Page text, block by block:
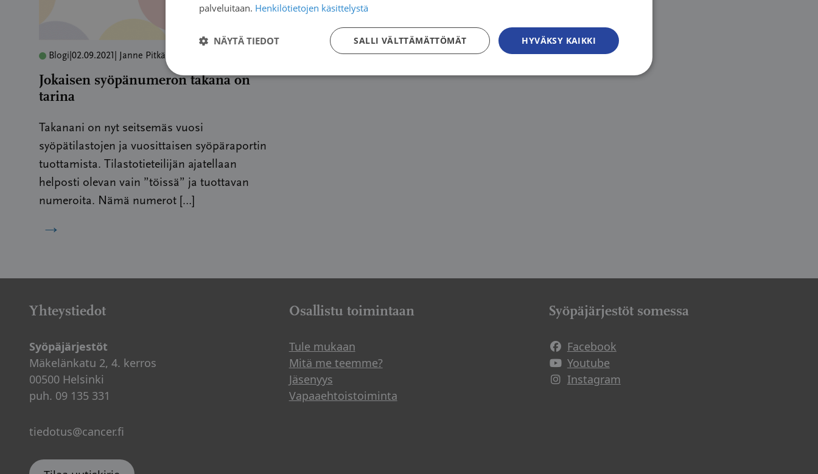
Blogi 02.09.2021 | Janne Pitkäniemi
Jokaisen syöpänumeron takana on
tarina
Takanani on nyt seitsemäs vuosi
syöpätilastojen ja vuosittaisen syöpäraportin
tuottamista. Tilastotieteilijän ajatellaan
helposti olevan vain ”töissä” ja tuottavan
numeroita. Nämä numerot […]
→
Yhteystiedot
Syöpäjärjestöt
Mäkelänkatu 2, 4. kerros
00500 Helsinki
puh. 09 135 331
tiedotus@cancer.fi
Osallistu toimintaan
Tule mukaan
Mitä me teemme?
Jäsenyys
Vapaaehtoistoiminta
Syöpäjärjestöt somessa
Facebook
Avautuu uuteen ikkunaan
Youtube
Avautuu uuteen ikkunaan
Instagram
Avautuu uuteen ikkunaan
palveluitaan. Henkilötietojen käsittelystä
HYVÄKSY KAIKKI
SALLI VÄLTTÄMÄTTÖMÄT
NÄYTÄ TIEDOT